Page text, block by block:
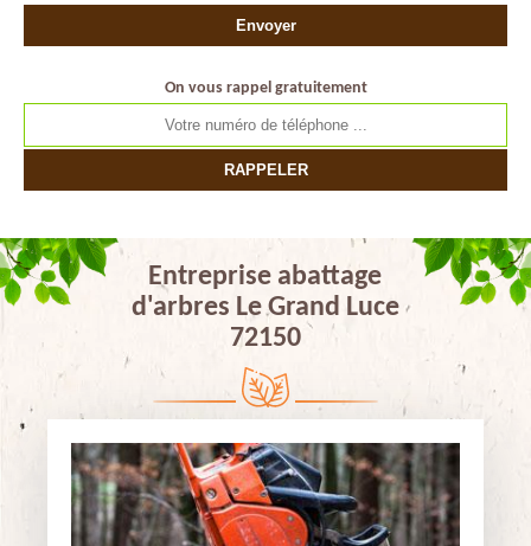
On vous rappel gratuitement
Entreprise abattage
d'arbres Le Grand Luce
72150